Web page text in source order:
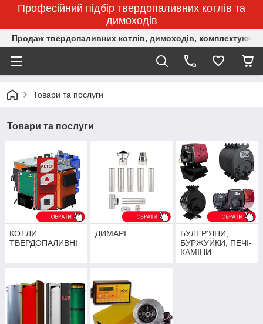
Професійний підбір твердопаливних котлів та
димоходів
Продаж твердопаливних котлів, димоходів,
Товари та послуги
Товари та послуги
КОТЛИ
ТВЕРДОПАЛИВНІ
ДИМАРІ
БУЛЕР'ЯНИ,
БУРЖУЙКИ, ПЕЧІ-
КАМІНИ